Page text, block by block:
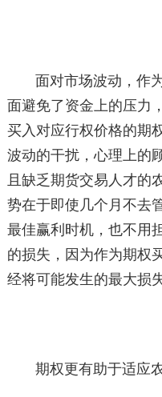
面对市场波动，作
面避免了资金上的压力
买入对应行权价格的期
波动的干扰，心理上的
且缺乏期货交易人才的
势在于即使几个月不去
最佳赢利时机，也不用
的损失，因为作为期权
经将可能发生的最大损
期权更有助于适应